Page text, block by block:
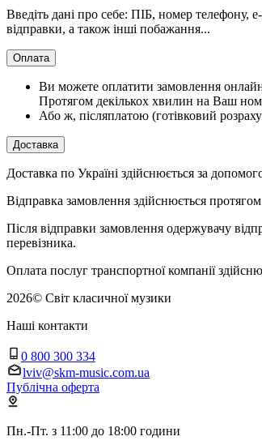
Введіть дані про себе: ПІБ, номер телефону,
відправки, а також інші побажання...
Оплата
Ви можете оплатити замовлення
Протягом декількох хвилин на Ваш
Або ж, післяплатою (готівковий
Доставка
Доставка по Україні здійснюється за
Відправка замовлення здійснюється
Після відправки замовлення одержувачу
перевізника.
Оплата послуг транспортної компанії
2026© Світ класичної музики
Наші контакти
0 800 300 334
lviv@skm-music.com.ua
Публічна оферта
Пн.-Пт. з 11:00 до 18:00 години